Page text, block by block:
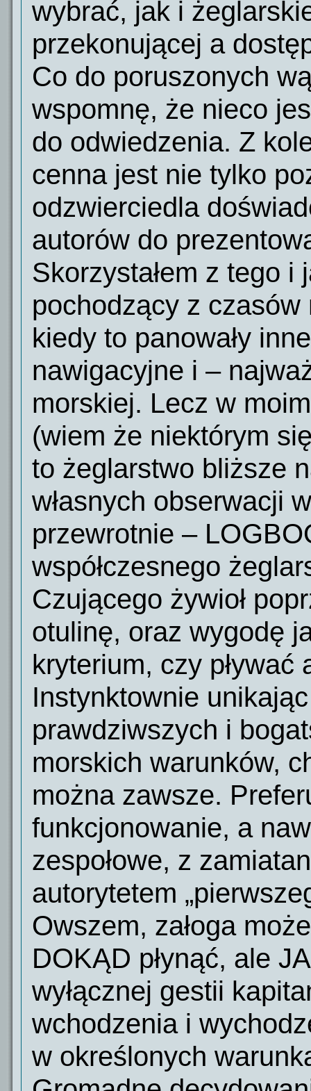
wybrać, jak i
przekonującej a
Co do poruszonych
wspomnę, że nieco
do odwiedzenia. Z
cenna jest nie tylko
odzwierciedla
autorów do
Skorzystałem z tego
pochodzący z czasów
kiedy to panowały
nawigacyjne i –
morskiej. Lecz w
(wiem że niektórym
to żeglarstwo bliższe
własnych obserwacji
przewrotnie –
współczesnego
Czującego żywioł
otulinę, oraz wygodę
kryterium, czy pływać
Instynktownie
prawdziwszych i
morskich warunków,
można zawsze.
funkcjonowanie, a
zespołowe, z
autorytetem
Owszem, załoga
DOKĄD płynąć, ale
wyłącznej gestii
wchodzenia i
w określonych